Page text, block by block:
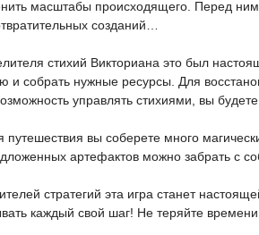
масштабы происходящего. Перед
созданий…
стихий Викториана это был
и собрать нужные ресурсы. Для
управлять стихиями, вы
путешествия вы соберете много
артефактов можно забрать с
стратегий эта игра станет
каждый свой шаг! Не теряйте